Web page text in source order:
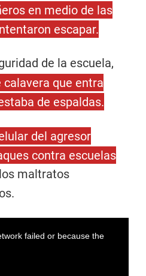
en medio de las
escapar.
de la escuela,
que entra
de espaldas.
del agresor
contra escuelas
maltratos